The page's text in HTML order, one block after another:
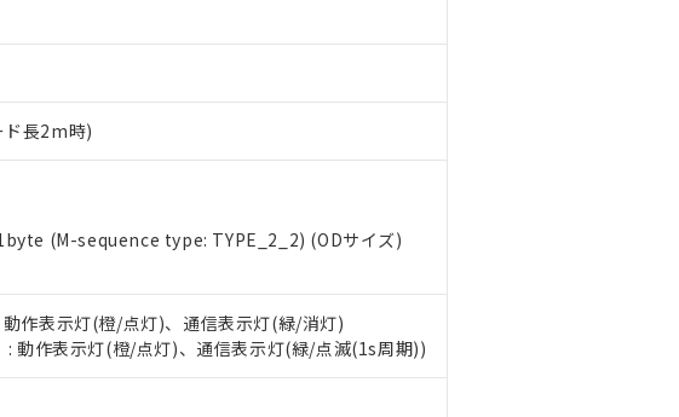
ド長2m時)
(M-sequence type: TYPE_2_2) (ODサイズ)
作表示灯(橙/点灯)、通信表示灯(緑/消灯)
動作表示灯(橙/点灯)、通信表示灯(緑/点滅(1s周期))
RoHS指令（10物質）の非含有に対応した製品が提供可能な商品です。
RoHS指令（10物質）の非含有に非対応の商品で、対応品を出す予定はありません。
RoHS指令（10物質）の非含有の対応状況を調査中または確認中の商品です。
ス料など無形物で、有害物質有無と関係のない商品です。
表